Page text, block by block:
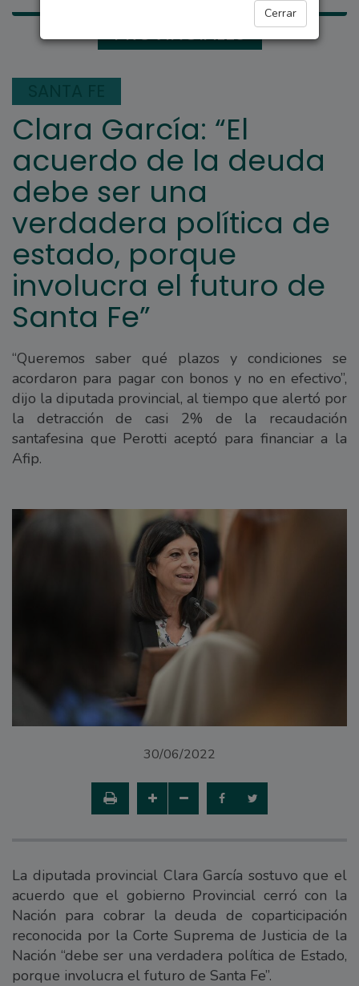
Cerrar
PROVINCIALES
Clara García: “El
acuerdo de la deuda
debe ser una
verdadera política de
estado, porque
involucra el futuro de
Santa Fe”
“Queremos saber qué plazos y condiciones se
acordaron para pagar con bonos y no en efectivo”,
dijo la diputada provincial, al tiempo que alertó por
la detracción de casi 2% de la recaudación
santafesina que Perotti aceptó para financiar a la
Afip.
30/06/2022
La diputada provincial Clara García sostuvo que el
acuerdo que el gobierno Provincial cerró con la
Nación para cobrar la deuda de coparticipación
reconocida por la Corte Suprema de Justicia de la
Nación “debe ser una verdadera política de Estado,
porque involucra el futuro de Santa Fe”.